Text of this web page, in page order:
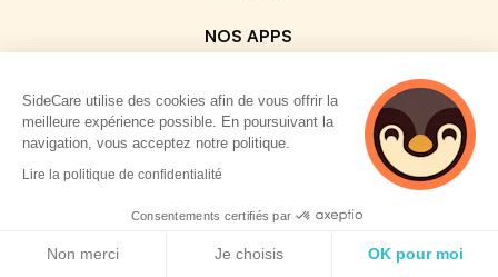
NOS APPS
Google Play
© 2026 SideCare. Tous droits réservés.
SideCare utilise des cookies afin de vous offrir la
meilleure expérience possible. En poursuivant la
navigation, vous acceptez notre politique.
Lire la politique de confidentialité
Consentements certifiés par
Non merci Je choisis OK pour moi